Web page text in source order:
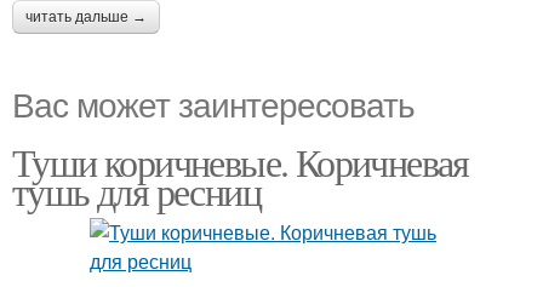
читать дальше →
Вас может заинтересовать
Туши коричневые. Коричневая
тушь для ресниц